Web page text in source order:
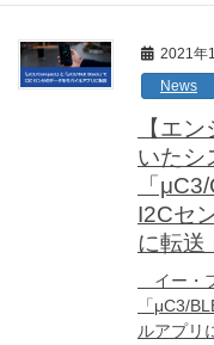
2021年
News
【エ
いたシ
「
I2Cセ
に転送
イー・
「μC3/
ルアプリ